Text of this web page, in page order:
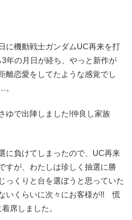
に機動戦士ガンダムUC再来を打
年の月日が経ち、やっと新作が
離恋愛をしてたような感覚でし
。
ゆで出陣しました!仲良し家族
に負けてしまったので、UC再来
すが、わたしは珍しく抽選に勝
くりと台を選ぼうと思っていた
いくらいに次々にお客様が!! 慌
席しました。